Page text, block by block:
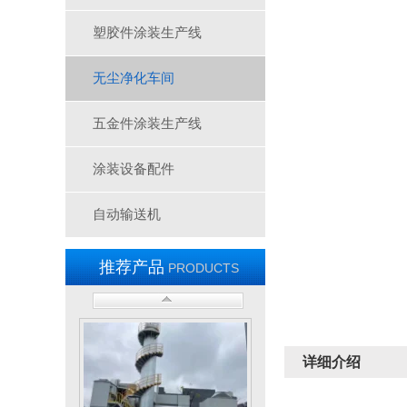
塑胶件涂装生产线
无尘净化车间
五金件涂装生产线
涂装设备配件
自动输送机
推荐产品PRODUCTS
无尘车间-2
详细介绍